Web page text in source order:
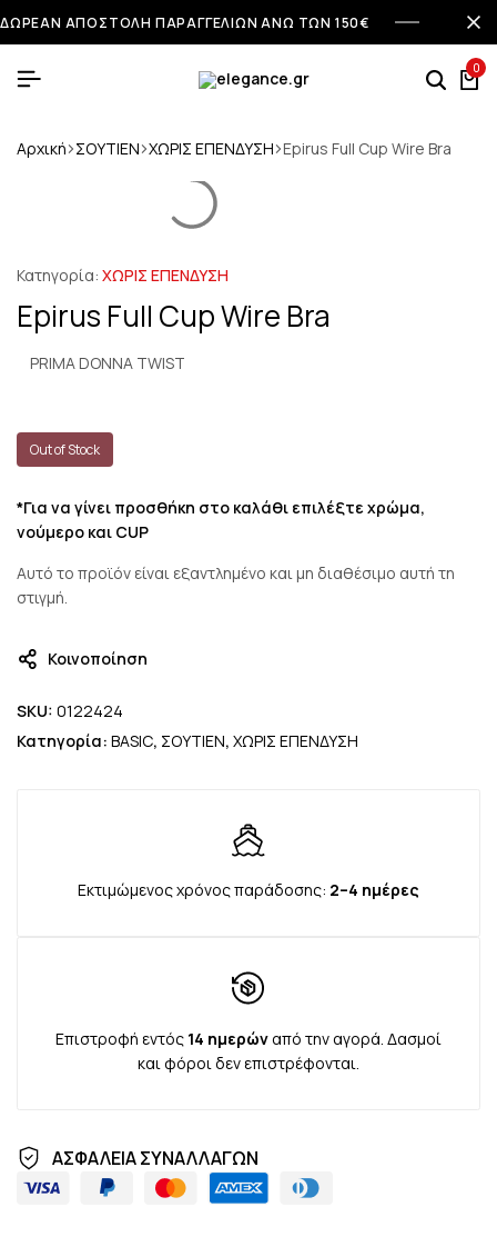
ΔΩΡΕΑΝ ΑΠΟΣΤΟΛΗ ΠΑΡΑΓΓΕΛΙΩΝ ΑΝΩ ΤΩΝ 150€
0
Αρχική ΣΟΥΤΙΕΝ ΧΩΡΙΣ ΕΠΕΝΔΥΣΗ Epirus Full Cup Wire Bra
Κατηγορία: ΧΩΡΙΣ ΕΠΕΝΔΥΣΗ
Epirus Full Cup Wire Bra
PRIMA DONNA TWIST
Out of Stock
*Για να γίνει προσθήκη στο καλάθι επιλέξτε χρώμα,
νούμερο και CUP
Αυτό το προϊόν είναι εξαντλημένο και μη διαθέσιμο αυτή τη
στιγμή.
Κοινοποίηση
SKU: 0122424
Κατηγορία: BASIC, ΣΟΥΤΙΕΝ, ΧΩΡΙΣ ΕΠΕΝΔΥΣΗ
Εκτιμώμενος χρόνος παράδοσης: 2–4 ημέρες
Επιστροφή εντός 14 ημερώναπό την αγορά. Δασμοί
και φόροι δεν επιστρέφονται.
ΑΣΦΑΛΕΙΑ ΣΥΝΑΛΛΑΓΩΝ